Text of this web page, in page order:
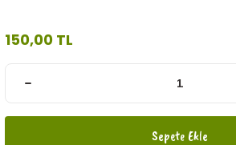
150,00 TL
Sepete Ekle